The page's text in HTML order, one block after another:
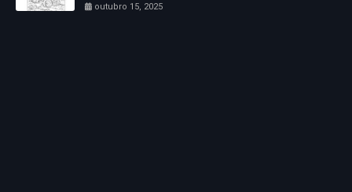
outubro 15, 2025